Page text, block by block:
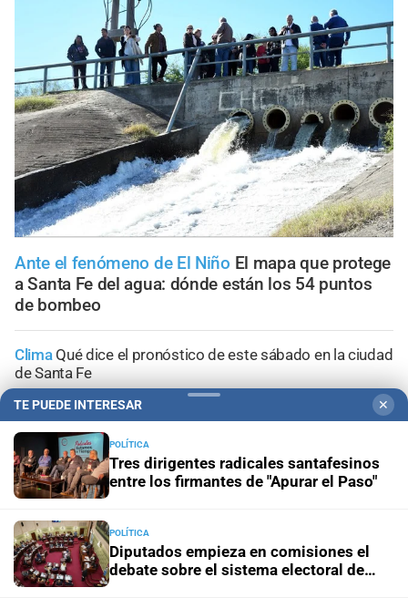
Ante el fenómeno de El Niño El mapa que protege
a Santa Fe del agua: dónde están los 54 puntos
de bombeo
Clima Qué dice el pronóstico de este sábado en la ciudad
de Santa Fe
Gestión de RiesgoFenómeno El Niño: así es el portal
informativo que lanzó la ciudad de Santa Fe
En Santa FeTodo lo que tenés que saber antes de salir
Viernes 7 de agosto de 2026El tránsito en la provincia
de Santa Fe; la información minuto a minuto
TE PUEDE INTERESAR ✕
POLÍTICA
Tres dirigentes radicales santafesinos
entre los firmantes de "Apurar el Paso"
POLÍTICA
Diputados empieza en comisiones el
debate sobre el sistema electoral de